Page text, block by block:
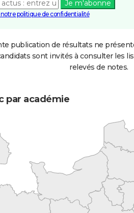
Je m'abonne
politique de confidentialité
publication de résultats ne
sont invités à consulter les
relevés de notes.
par académie